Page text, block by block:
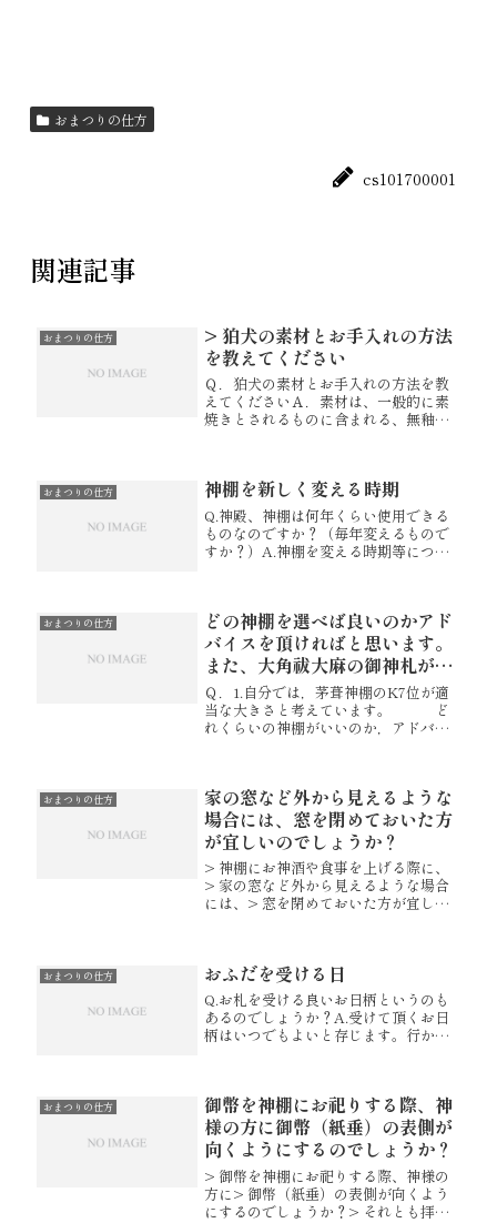
おまつりの仕方
cs101700001
関連記事
おまつりの仕方
> 狛犬の素材とお手入れの方法
を教えてください
Ｑ．狛犬の素材とお手入れの方法を教
えてくださいＡ．素材は、一般的に素
焼きとされるものに含まれる、無釉磁
水をお使いいただき、シミにならない
よ...
おまつりの仕方 神棚を新しく変える時期
Q.神殿、神棚は何年くらい使用できる
ものなのですか？（毎年変えるもので
すか？）A.神棚を変える時期等につき
ることもあります。
おまつりの仕方
どの神棚を選べば良いのかアド
バイスを頂ければと思います。
また、大角祓大麻の御神札が入
る神棚は？
Ｑ．1.自分では，茅葺神棚のK7位が適
当な大きさと考えています。 ど
れくらいの神棚がいいのか，アドバイ
だと大角祓大麻が入らないのですが，
我が...
おまつりの仕方
家の窓など外から見えるような
場合には、窓を閉めておいた方
が宜しいのでしょうか？
> 神棚にお神酒や食事を上げる際に、
> 家の窓など外から見えるような場合
には、> 窓を閉めておいた方が宜しい
ます。お祀りいただく気持ちが一...
おまつりの仕方 おふだを受ける日
Q.お札を受ける良いお日柄というのも
あるのでしょうか？A.受けて頂くお日
柄はいつでもよいと存じます。行かれ
おまつりの仕方
御幣を神棚にお祀りする際、神
様の方に御幣（紙垂）の表側が
向くようにするのでしょうか？
> 御幣を神棚にお祀りする際、神様の
方に> 御幣（紙垂）の表側が向くよう
にするのでしょうか？> それとも拝礼